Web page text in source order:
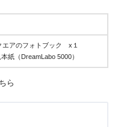
エアのフォトブック x１
紙（DreamLabo 5000）
ら